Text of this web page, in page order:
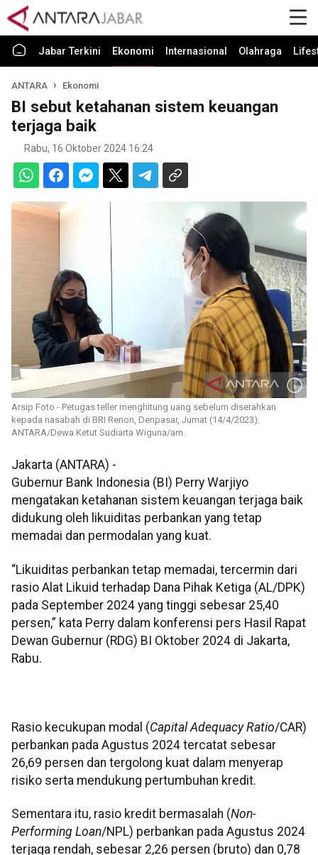
Jabar Terkini Ekonomi Internasional Olahraga
ANTARA Ekonomi
BI sebut ketahanan sistem keuangan
terjaga baik
Rabu, 16 Oktober 2024 16:24
Arsip Foto - Petugas teller menghitung uang sebelum diserahkan
kepada nasabah di BRI Renon, Denpasar, Jumat (14/4/2023).
ANTARA/Dewa Ketut Sudiarta Wiguna/am.
Jakarta (ANTARA) -
Gubernur Bank Indonesia (BI) Perry Warjiyo
mengatakan ketahanan sistem keuangan terjaga baik
didukung oleh likuiditas perbankan yang tetap
memadai dan permodalan yang kuat.
“Likuiditas perbankan tetap memadai, tercermin dari
rasio Alat Likuid terhadap Dana Pihak Ketiga (AL/DPK)
pada September 2024 yang tinggi sebesar 25,40
persen,” kata Perry dalam konferensi pers Hasil Rapat
Dewan Gubernur (RDG) BI Oktober 2024 di Jakarta,
Rabu.
Rasio kecukupan modal (Capital Adequacy Ratio/CAR)
perbankan pada Agustus 2024 tercatat sebesar
26,69 persen dan tergolong kuat dalam menyerap
risiko serta mendukung pertumbuhan kredit.
Sementara itu, rasio kredit bermasalah (Non-
Performing Loan/NPL) perbankan pada Agustus 2024
terjaga rendah, sebesar 2,26 persen (bruto) dan 0,78